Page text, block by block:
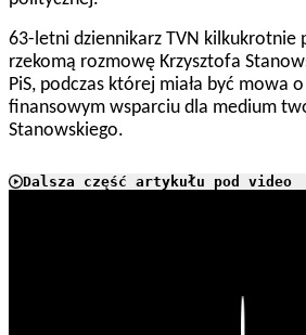
63-letni dziennikarz TVN kilkukrotnie
rzekomą rozmowę Krzysztofa
PiS, podczas której miała być mowa
finansowym wsparciu dla medium
Stanowskiego.
Dalsza część artykułu pod video